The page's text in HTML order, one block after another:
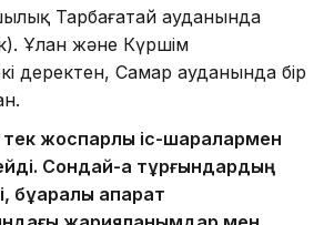
Тарбағатай ауданында
Ұлан және Күршім
деректен, Самар ауданында бір
тек жоспарлы іс-шаралармен
Сондай-ақ тұрғындардың
бұқаралық ақпарат